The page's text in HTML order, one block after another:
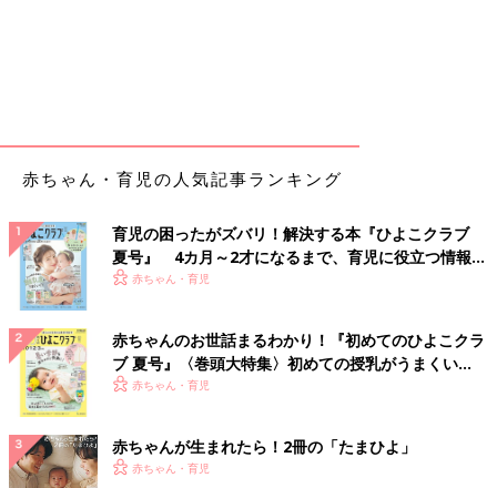
赤ちゃん・育児の人気記事ランキング
育児の困ったがズバリ！解決する本『ひよこクラブ
夏号』 4カ月～2才になるまで、育児に役立つ情報が
いっぱい！
赤ちゃん・育児
赤ちゃんのお世話まるわかり！『初めてのひよこクラ
ブ 夏号』〈巻頭大特集〉初めての授乳がうまくい
く！ おっぱい・ミルクの基本と夏のトラブル 解決テ
赤ちゃん・育児
赤ちゃんが生まれたら！2冊の「たまひよ」
赤ちゃん・育児